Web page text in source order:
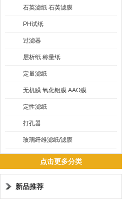
石英滤纸 石英滤膜
PH试纸
过滤器
层析纸 称量纸
定量滤纸
无机膜 氧化铝膜 AAO膜
定性滤纸
打孔器
玻璃纤维滤纸/滤膜
点击更多分类
新品推荐